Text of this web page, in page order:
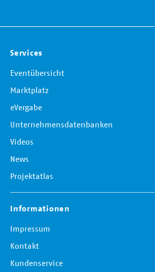
Services
Eventübersicht
Marktplatz
eVergabe
Unternehmensdatenbanken
Videos
News
Projektatlas
Informationen
Impressum
Kontakt
Kundenservice